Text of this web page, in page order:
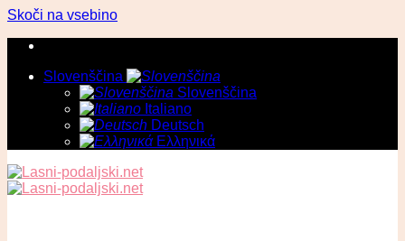
Skoči na vsebino
Slovenščina
Slovenščina
Italiano
Deutsch
Ελληνικά